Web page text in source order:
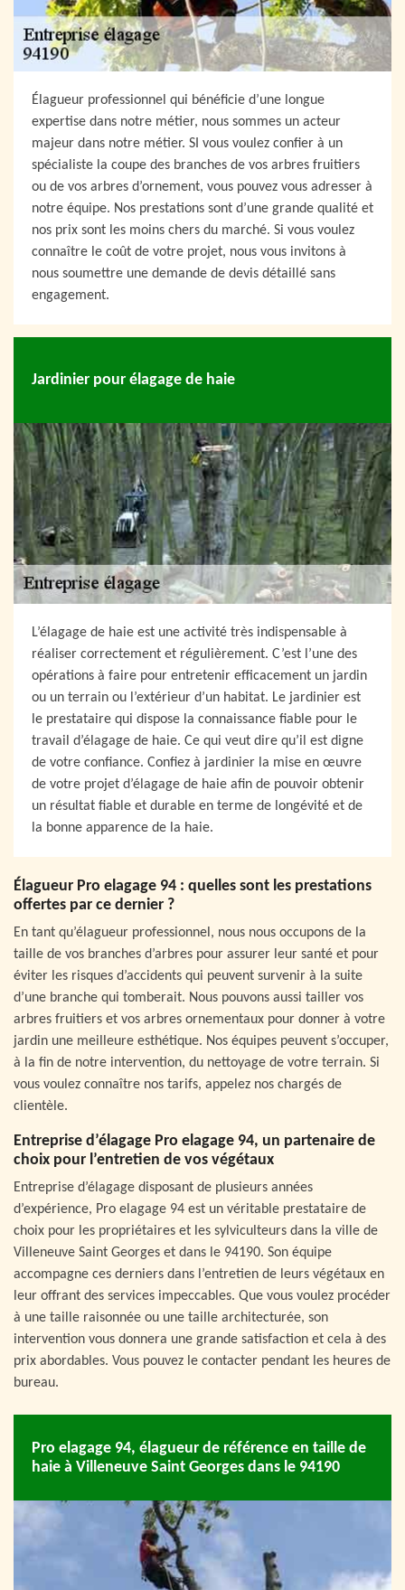
Élagueur professionnel qui bénéficie d’une longue
expertise dans notre métier, nous sommes un acteur
majeur dans notre métier. SI vous voulez confier à un
spécialiste la coupe des branches de vos arbres fruitiers
ou de vos arbres d’ornement, vous pouvez vous adresser à
notre équipe. Nos prestations sont d’une grande qualité et
nos prix sont les moins chers du marché. Si vous voulez
connaître le coût de votre projet, nous vous invitons à
nous soumettre une demande de devis détaillé sans
engagement.
Jardinier pour élagage de haie
L’élagage de haie est une activité très indispensable à
réaliser correctement et régulièrement. C’est l’une des
opérations à faire pour entretenir efficacement un jardin
ou un terrain ou l’extérieur d’un habitat. Le jardinier est
le prestataire qui dispose la connaissance fiable pour le
travail d’élagage de haie. Ce qui veut dire qu’il est digne
de votre confiance. Confiez à jardinier la mise en œuvre
de votre projet d’élagage de haie afin de pouvoir obtenir
un résultat fiable et durable en terme de longévité et de
la bonne apparence de la haie.
Élagueur Pro elagage 94 : quelles sont les prestations
offertes par ce dernier ?
En tant qu’élagueur professionnel, nous nous occupons de la
taille de vos branches d’arbres pour assurer leur santé et pour
éviter les risques d’accidents qui peuvent survenir à la suite
d’une branche qui tomberait. Nous pouvons aussi tailler vos
arbres fruitiers et vos arbres ornementaux pour donner à votre
jardin une meilleure esthétique. Nos équipes peuvent s’occuper,
à la fin de notre intervention, du nettoyage de votre terrain. Si
vous voulez connaître nos tarifs, appelez nos chargés de
clientèle.
Entreprise d’élagage Pro elagage 94, un partenaire de
choix pour l’entretien de vos végétaux
Entreprise d’élagage disposant de plusieurs années
d’expérience, Pro elagage 94 est un véritable prestataire de
choix pour les propriétaires et les sylviculteurs dans la ville de
Villeneuve Saint Georges et dans le 94190. Son équipe
accompagne ces derniers dans l’entretien de leurs végétaux en
leur offrant des services impeccables. Que vous voulez procéder
à une taille raisonnée ou une taille architecturée, son
intervention vous donnera une grande satisfaction et cela à des
prix abordables. Vous pouvez le contacter pendant les heures de
bureau.
Pro elagage 94, élagueur de référence en taille de
haie à Villeneuve Saint Georges dans le 94190